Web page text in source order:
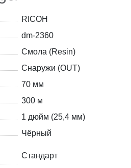
RICOH
dm-2360
Смола (Resin)
Снаружи (OUT)
70 мм
300 м
1 дюйм (25,4 мм)
Чёрный
Стандарт